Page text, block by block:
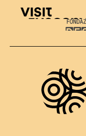
Visit Tuscany